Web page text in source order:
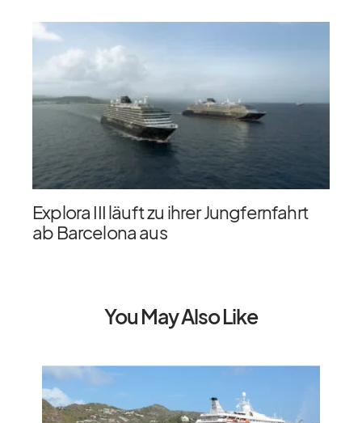
Explora III läuft zu ihrer Jungfernfahrt
ab Barcelona aus
You May Also Like